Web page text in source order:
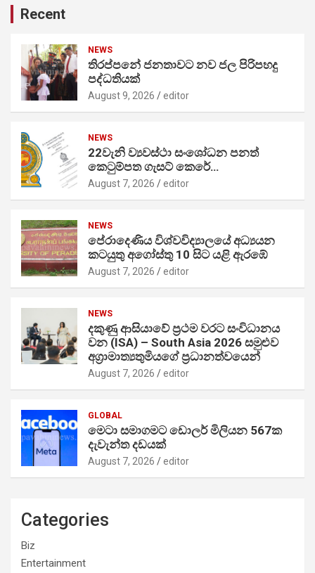
Recent
NEWS
තිරප්පනේ ජනතාවට නව ජල පිරිපහදු
පද්ධතියක්
August 9, 2026 editor
NEWS
22වැනි ව්‍යවස්ථා සංශෝධන පනත්
කෙටුම්පත ගැසට් කෙරේ…
August 7, 2026 editor
NEWS
පේරාදෙණිය විශ්වවිද්‍යාලයේ අධ්‍යයන
කටයුතු අගෝස්තු 10 සිට යළි ඇරඹේ
August 7, 2026 editor
NEWS
දකුණු ආසියාවේ ප්‍රථම වරට සංවිධානය
වන (ISA) – South Asia 2026 සමුළුව
අග්‍රාමාත්‍යතුමියගේ ප්‍රධානත්වයෙන්
August 7, 2026 editor
GLOBAL
මෙටා සමාගමට ඩොලර් මිලියන 567ක
දැවැන්ත දඩයක්
August 7, 2026 editor
Categories
Biz
Entertainment